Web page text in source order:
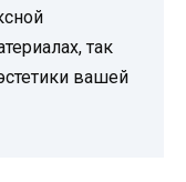
так
вашей